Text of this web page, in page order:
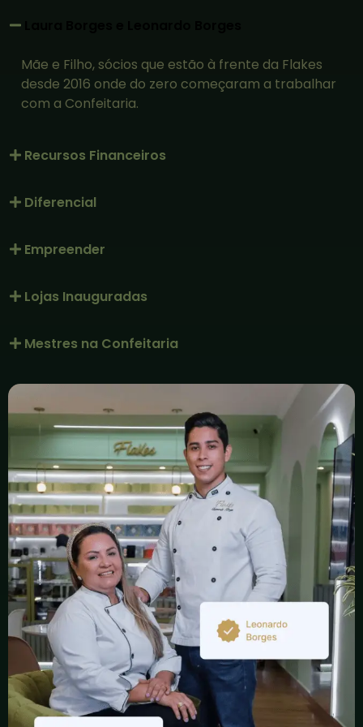
Mãe e Filho, sócios que estão à frente da Flakes
desde 2016 onde do zero começaram a trabalhar
com a Confeitaria.
Recursos Financeiros
Diferencial
Empreender
Lojas Inauguradas
Mestres na Confeitaria